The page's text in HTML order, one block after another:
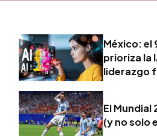
México: el
prioriza la
liderazgo
El Mundial
(y no solo